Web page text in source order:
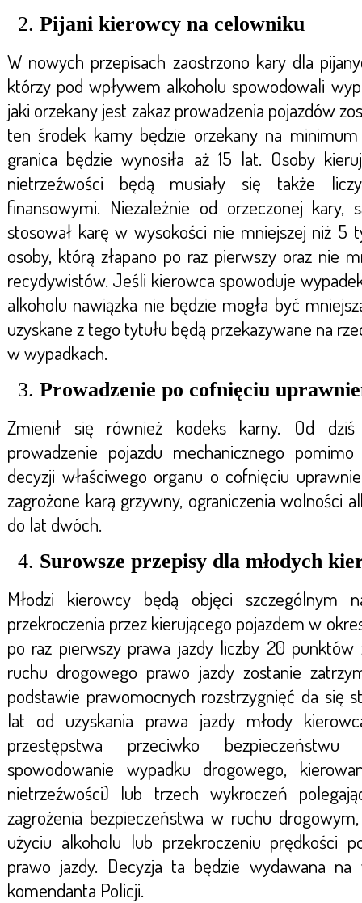
Pijani kierowcy na celowniku
W nowych przepisach zaostrzono kary dla
którzy pod wpływem alkoholu spowodowali
jaki orzekany jest zakaz prowadzenia pojazdów
ten środek karny będzie orzekany na
granica będzie wynosiła aż 15 lat. Osoby
nietrzeźwości będą musiały się także
finansowymi. Niezależnie od orzeczonej kary,
stosował karę w wysokości nie mniejszej niż 5
osoby, którą złapano po raz pierwszy oraz nie
recydywistów. Jeśli kierowca spowoduje
alkoholu nawiązka nie będzie mogła być
uzyskane z tego tytułu będą przekazywane na
w wypadkach.
Prowadzenie po cofnięciu
Zmienił się również kodeks karny. Od dziś
prowadzenie pojazdu mechanicznego
decyzji właściwego organu o cofnięciu
zagrożone karą grzywny, ograniczenia wolności
do lat dwóch.
Surowsze przepisy dla młodych
Młodzi kierowcy będą objęci szczególnym
przekroczenia przez kierującego pojazdem w
po raz pierwszy prawa jazdy liczby 20 punktów
ruchu drogowego prawo jazdy zostanie
podstawie prawomocnych rozstrzygnięć da się
lat od uzyskania prawa jazdy młody
przestępstwa przeciwko
spowodowanie wypadku drogowego,
nietrzeźwości) lub trzech wykroczeń
zagrożenia bezpieczeństwa w ruchu
użyciu alkoholu lub przekroczeniu prędkości
prawo jazdy. Decyzja ta będzie wydawana na
komendanta Policji.